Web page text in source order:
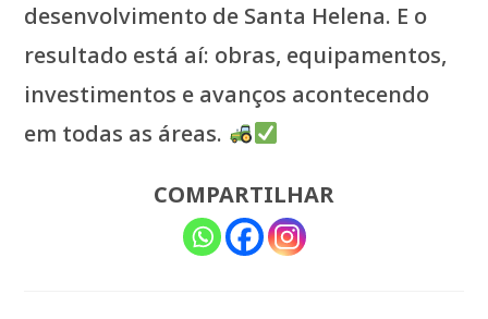
desenvolvimento de Santa Helena. E o
resultado está aí: obras, equipamentos,
investimentos e avanços acontecendo
em todas as áreas.
COMPARTILHAR